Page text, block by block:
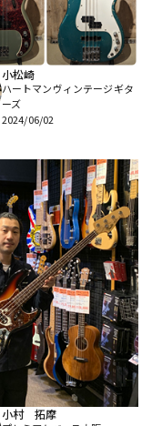
小松崎
ハートマンヴィンテージギタ
ーズ
2024/06/02
小村 拓摩